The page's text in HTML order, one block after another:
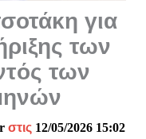
για
των
των
στις 12/05/2026 15:02